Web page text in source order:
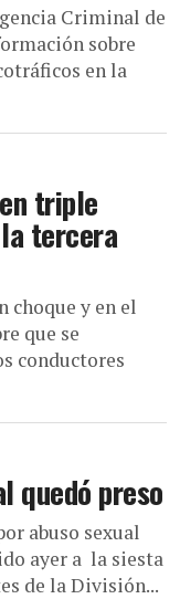
Criminal de
sobre
en la
triple
tercera
choque y en el
que se
conductores
quedó preso
abuso sexual
ayer a la siesta
de la División...